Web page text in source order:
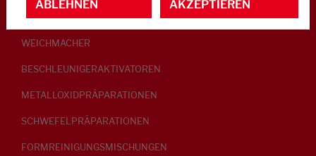
KLEBRIGMACHER / HOMOGENISATOREN
WEICHMACHER
BESCHLEUNIGERAKTIVATOREN
METALLOXIDPRÄPARATIONEN
SCHWEFELPRÄPARATIONEN
FORMREINIGUNGSMISCHUNGEN
ABLEHNEN
AKZEPTIEREN